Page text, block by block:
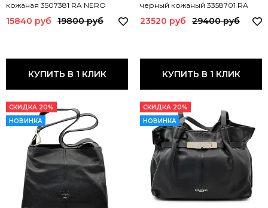
кожаная 3507381 RA NERO
15840 руб 19800 руб
КУПИТЬ В 1 КЛИК
черный кожаный 3358701 RA
NERO
23520 руб 29400 руб
КУПИТЬ В 1 КЛИК
СКИДКА 20%
НОВИНКА
СКИДКА 20%
НОВИНКА